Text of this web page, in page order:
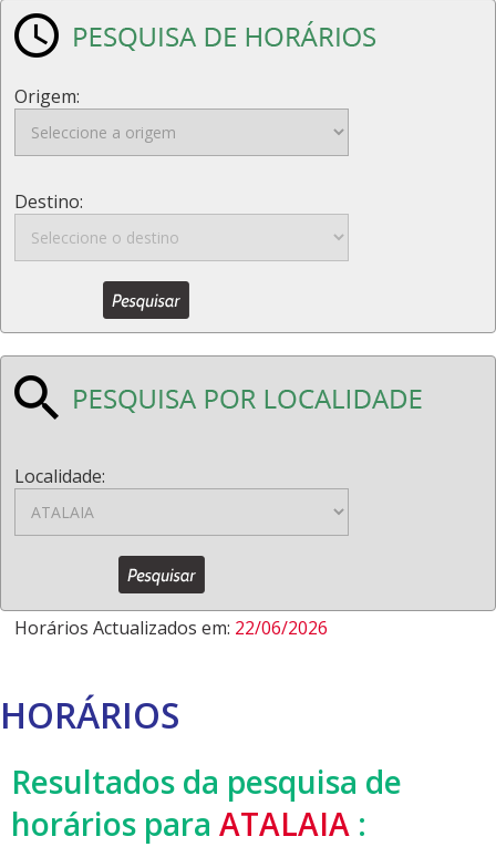
Origem:
Destino:
Localidade:
Horários Actualizados em: 22/06/2026
HORÁRIOS
Resultados da pesquisa de
horários para ATALAIA :